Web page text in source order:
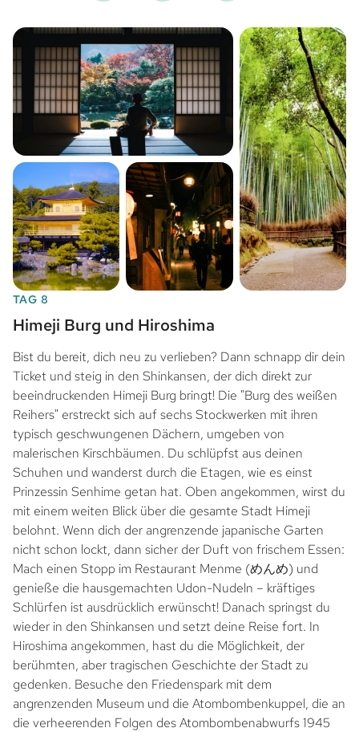
TAG 8
Himeji Burg und Hiroshima
Bist du bereit, dich neu zu verlieben? Dann schnapp dir dein
Ticket und steig in den Shinkansen, der dich direkt zur
beeindruckenden Himeji Burg bringt! Die "Burg des weißen
Reihers" erstreckt sich auf sechs Stockwerken mit ihren
typisch geschwungenen Dächern, umgeben von
malerischen Kirschbäumen. Du schlüpfst aus deinen
Schuhen und wanderst durch die Etagen, wie es einst
Prinzessin Senhime getan hat. Oben angekommen, wirst du
mit einem weiten Blick über die gesamte Stadt Himeji
belohnt. Wenn dich der angrenzende japanische Garten
nicht schon lockt, dann sicher der Duft von frischem Essen:
Mach einen Stopp im Restaurant Menme (めんめ) und
genieße die hausgemachten Udon-Nudeln – kräftiges
Schlürfen ist ausdrücklich erwünscht! Danach springst du
wieder in den Shinkansen und setzt deine Reise fort. In
Hiroshima angekommen, hast du die Möglichkeit, der
berühmten, aber tragischen Geschichte der Stadt zu
gedenken. Besuche den Friedenspark mit dem
angrenzenden Museum und die Atombombenkuppel, die an
die verheerenden Folgen des Atombombenabwurfs 1945